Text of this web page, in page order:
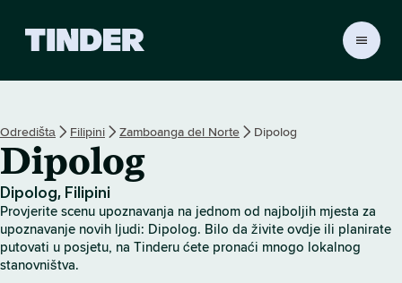
r
e
Odredištа Filipini Zamboanga del Norte Dipolog
Dipolog
Dipolog, Filipini
Provjerite scenu upoznavanja na jednom od najboljih mjesta za
upoznavanje novih ljudi: Dipolog. Bilo da živite ovdje ili planirate
putovati u posjetu, na Tinderu ćete pronaći mnogo lokalnog
stanovništva.